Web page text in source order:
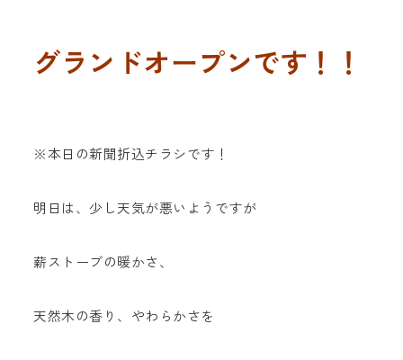
グランドオープンです！！
※本日の新聞折込チラシです！
明日は、少し天気が悪いようですが
薪ストーブの暖かさ、
天然木の香り、やわらかさを